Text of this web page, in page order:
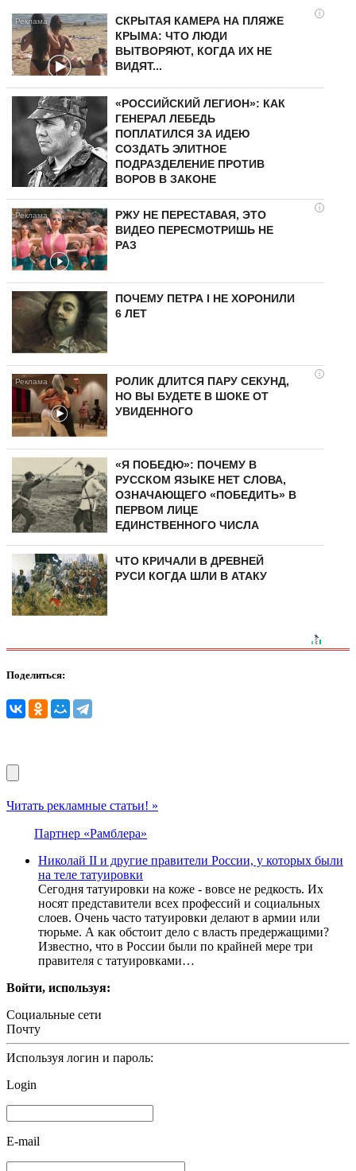
i
СКРЫТАЯ КАМЕРА НА ПЛЯЖЕ
КРЫМА: ЧТО ЛЮДИ
ВЫТВОРЯЮТ, КОГДА ИХ НЕ
ВИДЯТ...
«РОССИЙСКИЙ ЛЕГИОН»: КАК
ГЕНЕРАЛ ЛЕБЕДЬ
ПОПЛАТИЛСЯ ЗА ИДЕЮ
СОЗДАТЬ ЭЛИТНОЕ
ПОДРАЗДЕЛЕНИЕ ПРОТИВ
ВОРОВ В ЗАКОНЕ
i
РЖУ НЕ ПЕРЕСТАВАЯ, ЭТО
ВИДЕО ПЕРЕСМОТРИШЬ НЕ
РАЗ
ПОЧЕМУ ПЕТРА I НЕ ХОРОНИЛИ
6 ЛЕТ
i
РОЛИК ДЛИТСЯ ПАРУ СЕКУНД,
НО ВЫ БУДЕТЕ В ШОКЕ ОТ
УВИДЕННОГО
«Я ПОБЕДЮ»: ПОЧЕМУ В
РУССКОМ ЯЗЫКЕ НЕТ СЛОВА,
ОЗНАЧАЮЩЕГО «ПОБЕДИТЬ» В
ПЕРВОМ ЛИЦЕ
ЕДИНСТВЕННОГО ЧИСЛА
ЧТО КРИЧАЛИ В ДРЕВНЕЙ
РУСИ КОГДА ШЛИ В АТАКУ
Поделиться:
Читать рекламные статьи! »
Партнер «Рамблера»
Николай II и другие правители России, у которых были
на теле татуировки
Сегодня татуировки на коже - вовсе не редкость. Их
носят представители всех профессий и социальных
слоев. Очень часто татуировки делают в армии или
тюрьме. А как обстоит дело с власть предержащими?
Известно, что в России были по крайней мере три
правителя с татуировками…
Войти, используя:
Социальные сети
Почту
Используя логин и пароль:
Login
E-mail